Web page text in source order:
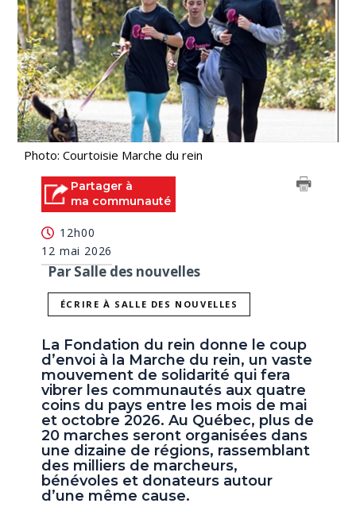
Photo: Courtoisie Marche du rein
Partager à
ma communauté
12h00
12 mai 2026
Par Salle des nouvelles
ÉCRIRE À SALLE DES NOUVELLES
La Fondation du rein donne le coup
d’envoi à la Marche du rein, un vaste
mouvement de solidarité qui fera
vibrer les communautés aux quatre
coins du pays entre les mois de mai
et octobre 2026. Au Québec, plus de
20 marches seront organisées dans
une dizaine de régions, rassemblant
des milliers de marcheurs,
bénévoles et donateurs autour
d’une même cause.